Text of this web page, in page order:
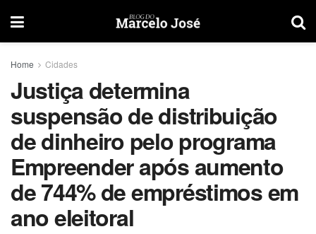
Home Cidades
Justiça determina
suspensão de distribuição
de dinheiro pelo programa
Empreender após aumento
de 744% de empréstimos em
ano eleitoral